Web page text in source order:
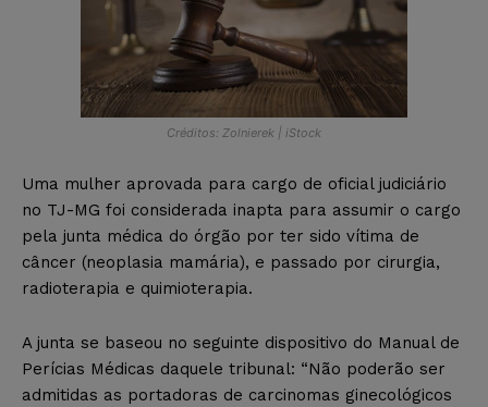
Créditos: Zolnierek | iStock
Uma mulher aprovada para cargo de oficial judiciário
no TJ-MG foi considerada inapta para assumir o cargo
pela junta médica do órgão por ter sido vítima de
câncer (neoplasia mamária), e passado por cirurgia,
radioterapia e quimioterapia.
A junta se baseou no seguinte dispositivo do Manual de
Perícias Médicas daquele tribunal: “Não poderão ser
admitidas as portadoras de carcinomas ginecológicos